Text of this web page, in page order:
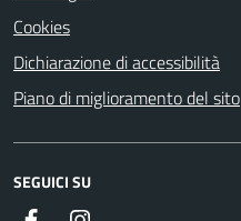
Cookies
Dichiarazione di accessibilità
Piano di miglioramento del sito
SEGUICI SU